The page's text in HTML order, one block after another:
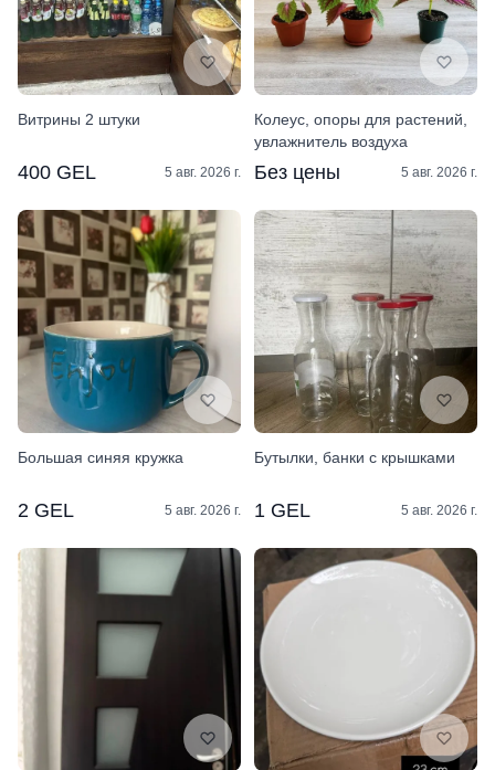
Витрины 2 штуки
400 GEL 5 авг. 2026 г.
Колеус, опоры для растений,
увлажнитель воздуха
Без цены 5 авг. 2026 г.
Большая синяя кружка
2 GEL 5 авг. 2026 г.
Бутылки, банки с крышками
1 GEL 5 авг. 2026 г.